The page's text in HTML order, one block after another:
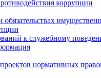
коррупции
к служебному
нормативных